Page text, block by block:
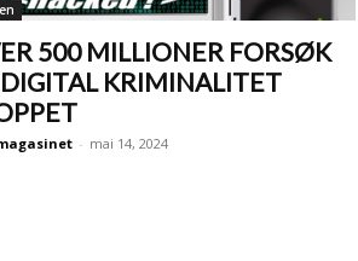
500 MILLIONER FORSØK
DIGITAL KRIMINALITET
- mai 14, 2024